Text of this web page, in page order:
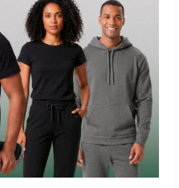
US$63,7 bilhões em
de 2026
assume Movimento
2026